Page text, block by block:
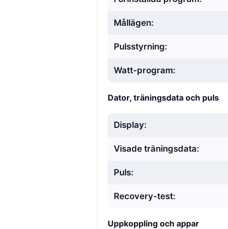
Mållägen:
Pulsstyrning:
Watt-program:
Dator, träningsdata och puls
Display:
Visade träningsdata:
Puls:
Recovery-test:
Uppkoppling och appar